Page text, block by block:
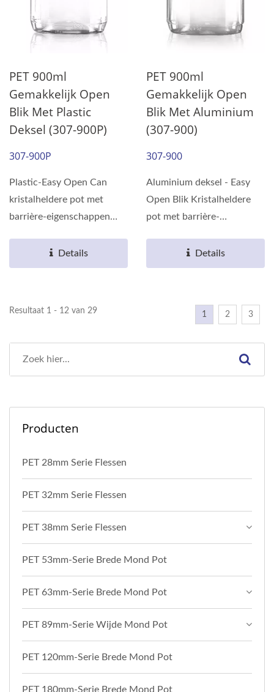
PET 900ml
Gemakkelijk Open
Blik Met Plastic
Deksel (307-900P)
307-900P
Plastic-Easy Open Can
kristalheldere pot met
barrière-eigenschappen
milieuvriendelijk...
Details
PET 900ml
Gemakkelijk Open
Blik Met Aluminium
(307-900)
307-900
Aluminium deksel - Easy
Open Blik Kristalheldere
pot met barrière-
van milieuvriendelijk...
Details
Resultaat 1 - 12 van 29 1 2 3
Producten
PET 28mm Serie Flessen
PET 32mm Serie Flessen
PET 38mm Serie Flessen
PET 53mm-Serie Brede Mond Pot
PET 63mm-Serie Brede Mond Pot
PET 89mm-Serie Wijde Mond Pot
PET 120mm-Serie Brede Mond Pot
PET 180mm-Serie Brede Mond Pot